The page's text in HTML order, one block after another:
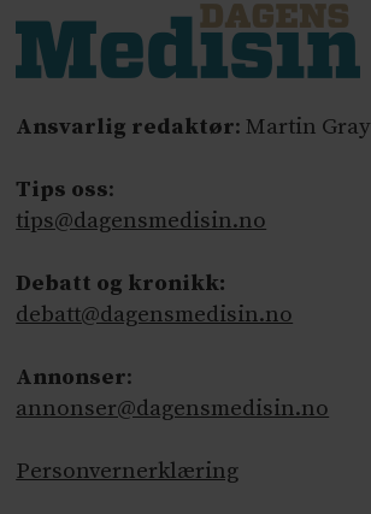
Ansvarlig redaktør: Martin Gray
Tips oss:
tips@dagensmedisin.no
Debatt og kronikk:
debatt@dagensmedisin.no
Annonser:
annonser@dagensmedisin.no
Personvernerklæring